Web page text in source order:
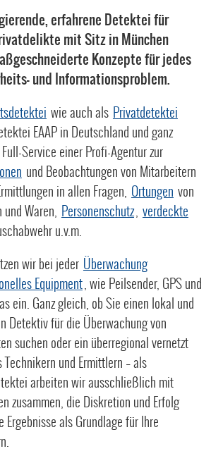
erfahrene Detektei für
mit Sitz in München
Konzepte für jedes
und Informationsproblem.
wie auch als Privatdetektei
EAAP in Deutschland und ganz
Service einer Profi-Agentur zur
und Beobachtungen von Mitarbeitern
in allen Fragen, Ortungen von
und Waren, Personenschutz, verdeckte
u.v.m.
wir bei jeder Überwachung
Equipment, wie Peilsender, GPS und
ein. Ganz gleich, ob Sie einen lokal und
Detektiv für die Überwachung von
suchen oder ein überregional vernetzt
und Ermittlern – als
arbeiten wir ausschließlich mit
zusammen, die Diskretion und Erfolg
als Grundlage für Ihre